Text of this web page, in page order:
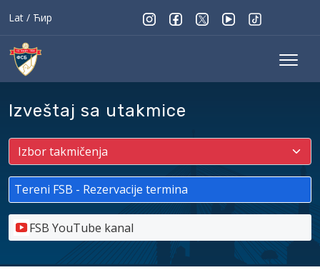
Lat / Ћир
Izveštaj sa utakmice
Tereni FSB - Rezervacije termina
FSB YouTube kanal